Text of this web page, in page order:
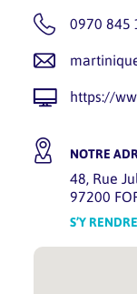
0970 845
https://
NOTRE
48, Rue
97200
S’Y RENDRE